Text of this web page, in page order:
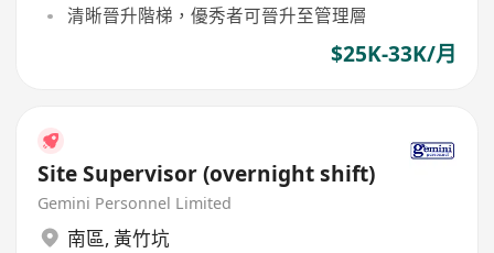
清晰晉升階梯，優秀者可晉升至管理層
$25K-33K/月
Site Supervisor (overnight shift)
Gemini Personnel Limited
南區, 黃竹坑